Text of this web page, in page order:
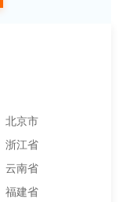
北京市
浙江省
云南省
福建省